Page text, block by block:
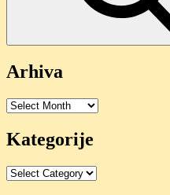
Arhiva
Arhiva
Kategorije
Kategorije